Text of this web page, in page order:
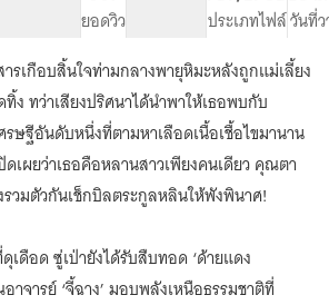
ขวบ
ครึ่ง:
หนู
น้อย
อาคม
เต๋า
กับ
ยอด
คุณ
ทั้ง
แปด
ยอดวิว ประเภทไฟล์วันที่
ารเกือบสิ้นใจท่ามกลางพายุหิมะหลังถูกแม่เลี้ยง
ง ทว่าเสียงปริศนาได้นำพาให้เธอพบกับ
รษฐีอันดับหนึ่งที่ตามหาเลือดเนื้อเชื้อไขมานาน
ดเผยว่าเธอคือหลานสาวเพียงคนเดียว คุณตา
วมตัวกันเช็กบิลตระกูลหลินให้พังพินาศ!
เดือด ซู่เป่ายังได้รับสืบทอด ‘ด้ายแดง
จารย์ ‘จี้ฉาง’ มอบพลังเหนือธรรมชาติที่